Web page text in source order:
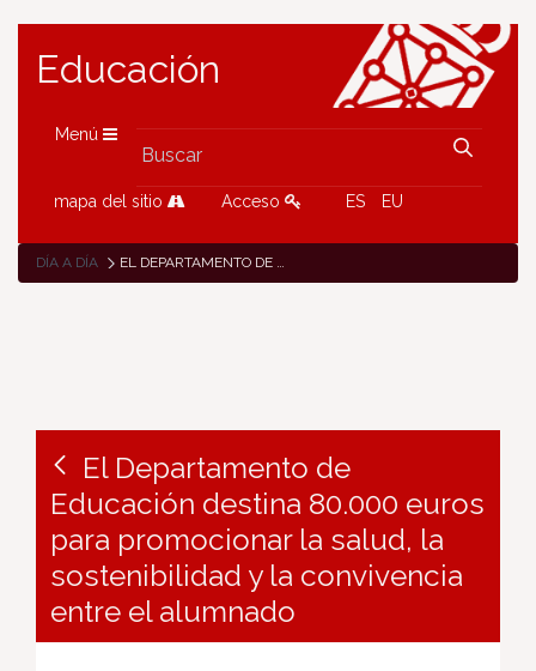
Educación
Menú
mapa del sitio Acceso ES EU
DÍA A DÍA EL DEPARTAMENTO DE EDUCACIÓN DESTINA 80.000 EUROS PARA PROMOCIONAR LA SALUD, LA SOSTENIBILIDAD Y LA CONVIVENCIA ENTRE EL ALUMNADO
El Departamento de
Educación destina 80.000 euros
para promocionar la salud, la
sostenibilidad y la convivencia
entre el alumnado